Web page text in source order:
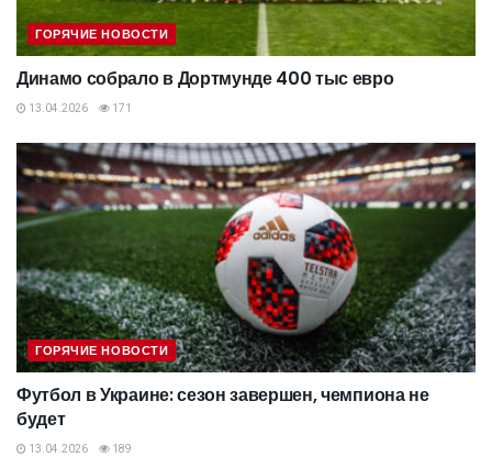
ГОРЯЧИЕ НОВОСТИ
Динамо собрало в Дортмунде 400 тыс евро
13.04.2026 171
ГОРЯЧИЕ НОВОСТИ
Футбол в Украине: сезон завершен, чемпиона не
будет
13.04.2026 189